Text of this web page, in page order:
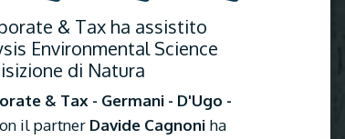
Eventi
& Tax ha assistito
Environmental Science
di Natura
& Tax - Germani - D'Ugo -
il partner Davide Cagnoni ha